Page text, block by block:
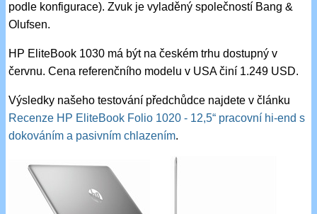
podle konfigurace). Zvuk je vyladěný společností Bang &
Olufsen.
HP EliteBook 1030 má být na českém trhu dostupný v
červnu. Cena referenčního modelu v USA činí 1.249 USD.
Výsledky našeho testování předchůdce najdete v článku
Recenze HP EliteBook Folio 1020 - 12,5“ pracovní hi-end s
dokováním a pasivním chlazením.